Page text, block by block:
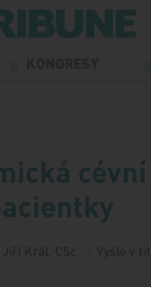
Král, CSc. Vyšlo v